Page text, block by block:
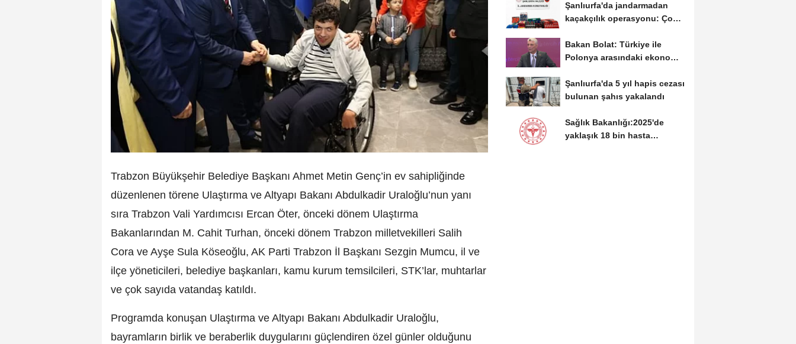
Trabzon Büyükşehir Belediye Başkanı Ahmet Metin Genç’in ev sahipliğinde
düzenlenen törene Ulaştırma ve Altyapı Bakanı Abdulkadir Uraloğlu’nun yanı
sıra Trabzon Vali Yardımcısı Ercan Öter, önceki dönem Ulaştırma
Bakanlarından M. Cahit Turhan, önceki dönem Trabzon milletvekilleri Salih
Cora ve Ayşe Sula Köseoğlu, AK Parti Trabzon İl Başkanı Sezgin Mumcu, il ve
ilçe yöneticileri, belediye başkanları, kamu kurum temsilcileri, STK’lar, muhtarlar
ve çok sayıda vatandaş katıldı.
Programda konuşan Ulaştırma ve Altyapı Bakanı Abdulkadir Uraloğlu,
bayramların birlik ve beraberlik duygularını güçlendiren özel günler olduğunu
Şanlıurfa'da jandarmadan
kaçakçılık operasyonu: Çok
Bakan Bolat: Türkiye ile
Polonya arasındaki ekonomik
Şanlıurfa'da 5 yıl hapis cezası
bulunan şahıs yakalandı
Sağlık Bakanlığı:2025'de
yaklaşık 18 bin hasta